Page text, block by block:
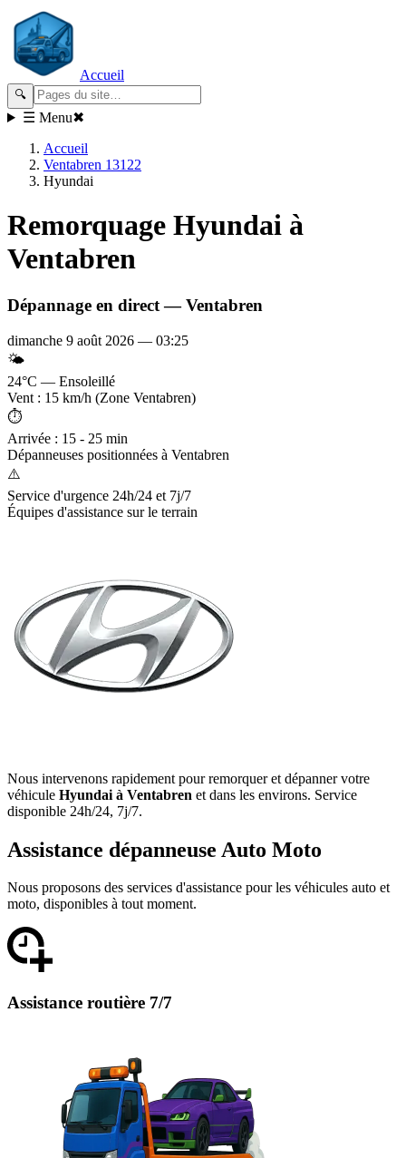
Accueil
🔍
☰ Menu✖
Accueil
Ventabren 13122
Hyundai
Remorquage Hyundai à
Ventabren
Dépannage en direct —Ventabren
dimanche 9 août 2026 — 03:25
🌤️
24°C — Ensoleillé
Vent : 15 km/h (Zone Ventabren)
⏱️
Arrivée : 15 - 25 min
Dépanneuses positionnées à Ventabren
⚠️
Service d'urgence 24h/24 et 7j/7
Équipes d'assistance sur le terrain
Nous intervenons rapidement pour remorquer et dépanner votre
véhicule Hyundai à Ventabren et dans les environs. Service
disponible 24h/24, 7j/7.
Assistance dépanneuse Auto Moto
Nous proposons des services d'assistance pour les véhicules auto et
moto, disponibles à tout moment.
Assistance routière 7/7